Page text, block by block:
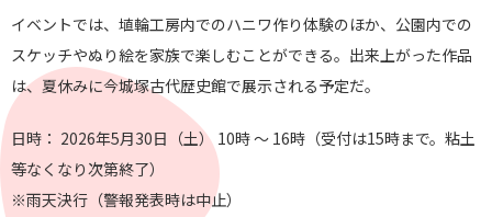
イベントでは、埴輪工房内でのハニワ作り体験のほか、公園内での
スケッチやぬり絵を家族で楽しむことができる。出来上がった作品
は、夏休みに今城塚古代歴史館で展示される予定だ。
日時： 2026年5月30日（土） 10時 ～ 16時（受付は15時まで。粘土
等なくなり次第終了）
※雨天決行（警報発表時は中止）